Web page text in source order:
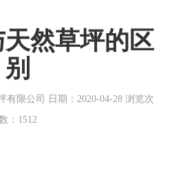
然草坪的区
别
有限公司 日期：2020-04-28 浏览次
：1512